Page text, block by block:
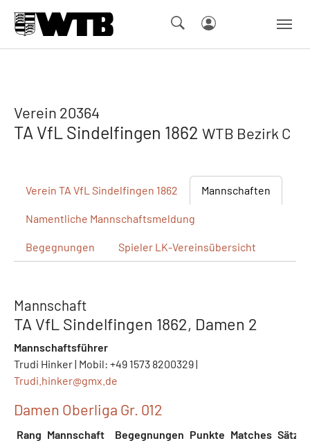
Verein 20364
TA VfL Sindelfingen 1862 WTB Bezirk C
Verein TA VfL Sindelfingen 1862 Mannschaften
Namentliche Mannschaftsmeldung
Begegnungen Spieler LK-Vereinsübersicht
Mannschaft
TA VfL Sindelfingen 1862, Damen 2
Mannschaftsführer
Trudi Hinker | Mobil: +49 1573 8200329 |
Trudi.hinker@gmx.de
Damen Oberliga Gr. 012
Rang Mannschaft Begegnungen Punkte Matches Sätze